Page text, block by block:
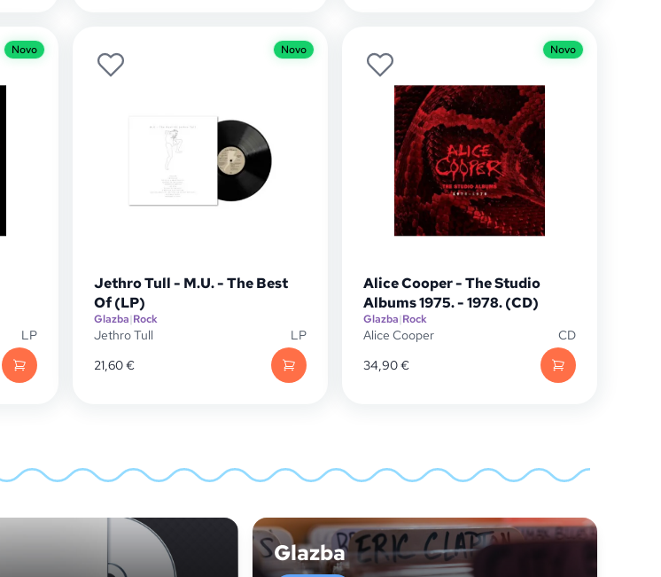
Novo
LP
Novo
Jethro Tull - M.U. - The Best
Of (LP)
Glazba|Rock
Jethro Tull
LP
21,60€
Novo
Alice Cooper - The Studio
Albums 1975. - 1978. (CD)
Glazba|Rock
Alice Cooper
CD
34,90€
Glazba